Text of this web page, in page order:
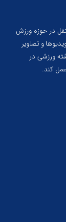
در حوزه ورزش
و تصاویر
ورزشی در
کند.